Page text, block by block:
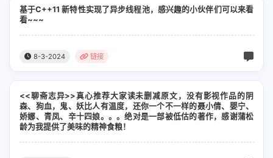
基于C++11 新特性实现了异步线程池，感兴趣的小伙伴们可以来看
看~~~
8-3-2024 链接
<<聊斋志异>>真心推荐大家读未删减原文，没有影视作品的阴
森、狗血，鬼、妖比人有温度，还你一个不一样的聂小倩、婴宁、
娇娜、青凤、辛十四娘。。。绝对是一部被低估的著作，感谢蒲松
龄为我提供了美味的精神食粮！